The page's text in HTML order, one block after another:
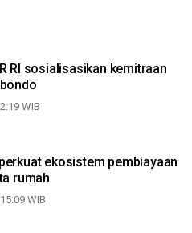
RI sosialisasikan kemitraan
WIB
ekosistem pembiayaan
rumah
WIB